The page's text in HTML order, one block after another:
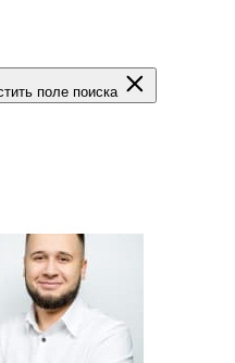
поле поиска